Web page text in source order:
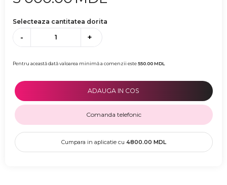
Selecteaza cantitatea dorita
- +
Pentru această dată valoarea minimă a comenzii este550.00MDL
ADAUGA IN COS
Comanda telefonic
Cumpara in aplicatie cu 4800.00 MDL